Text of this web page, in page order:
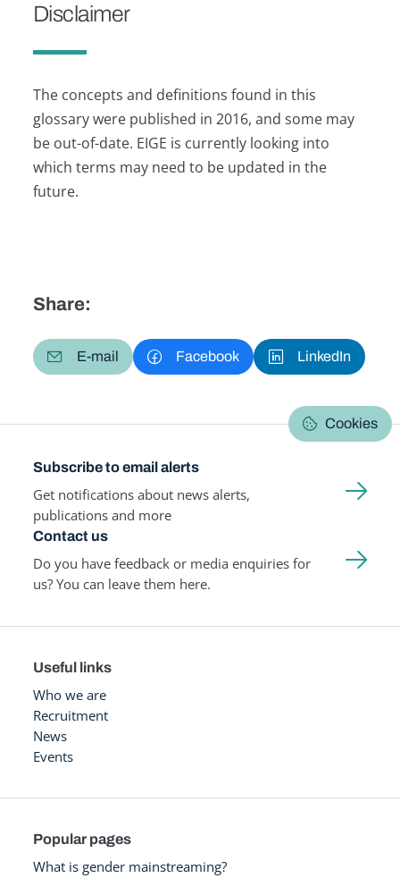
Disclaimer
The concepts and definitions found in this
glossary were published in 2016, and some may
be out-of-date. EIGE is currently looking into
which terms may need to be updated in the
future.
Share:
E-mail Facebook LinkedIn
Cookies
Subscribe to email alerts
Get notifications about news alerts,
publications and more
Contact us
Do you have feedback or media enquiries for
us? You can leave them here.
Useful links
Who we are
Recruitment
News
Events
Popular pages
What is gender mainstreaming?